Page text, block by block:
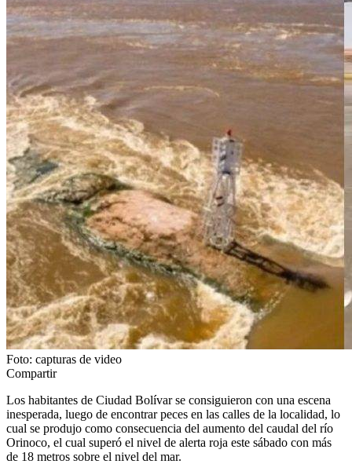
Foto: capturas de video
Compartir
Los habitantes de Ciudad Bolívar se consiguieron con una escena
inesperada, luego de encontrar peces en las calles de la localidad, lo
cual se produjo como consecuencia del aumento del caudal del río
Orinoco, el cual superó el nivel de alerta roja este sábado con más
de 18 metros sobre el nivel del mar.